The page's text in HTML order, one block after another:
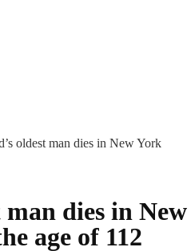
oldest man dies in New York
man dies in New
age of 112